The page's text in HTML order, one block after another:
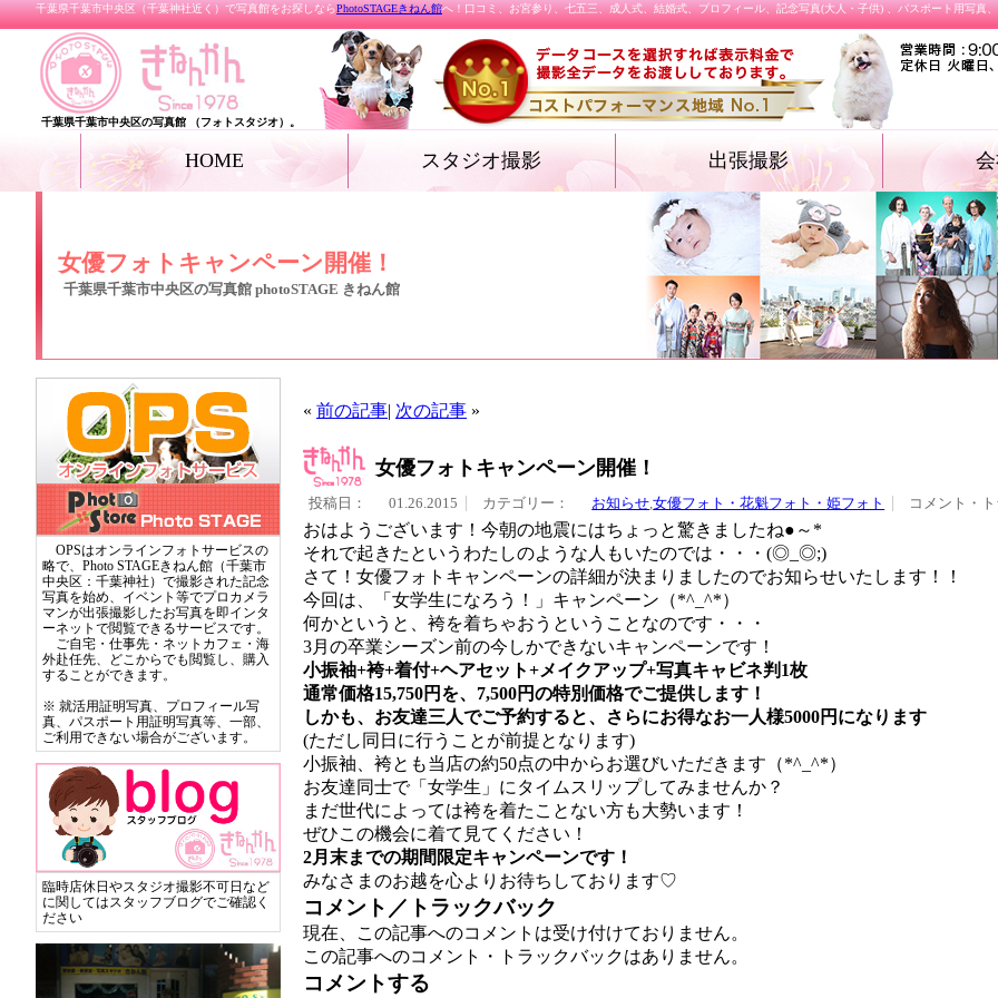
千葉県千葉市中央区（千葉神社近く）で写真館をお探しならPhotoSTAGEきねん館へ！口コミ、お宮参り、七五三、成人式、結婚式、プロフィール、記念写真(大人・子供) 、パスポート用写真
千葉県千葉市中央区の写真館 （フォトスタジオ）。
HOME スタジオ撮影 出張撮影
結婚式
施設撮影（入園式・入学式ほか）
飲食店メニュー
女優フォトキャンペーン開催！
千葉県千葉市中央区の写真館 photoSTAGE きねん館
OPSはオンラインフォトサービスの
略で、Photo STAGEきねん館（千葉市
中央区：千葉神社）で撮影された記念
写真を始め、イベント等でプロカメラ
マンが出張撮影したお写真を即インタ
ーネットで閲覧できるサービスです。
ご自宅・仕事先・ネットカフェ・海
外赴任先、どこからでも閲覧し、購入
することができます。
※ 就活用証明写真、プロフィール写
真、パスポート用証明写真等、一部、
ご利用できない場合がございます。
臨時店休日やスタジオ撮影不可日など
に関してはスタッフブログでご確認く
ださい
« 前の記事| 次の記事 »
女優フォトキャンペーン開催！
投稿日： 01.26.2015 カテゴリー： お知らせ,女優フォト・花魁フォト・姫フォト コメント・
おはようございます！今朝の地震にはちょっと驚きましたね●～*
それで起きたというわたしのような人もいたのでは・・・(◎_◎;)
さて！女優フォトキャンペーンの詳細が決まりましたのでお知らせいたします！！
今回は、「女学生になろう！」キャンペーン（*^_^*）
何かというと、袴を着ちゃおうということなのです・・・
3月の卒業シーズン前の今しかできないキャンペーンです！
小振袖+袴+着付+ヘアセット+メイクアップ+写真キャビネ判1枚
通常価格15,750円を、7,500円の特別価格でご提供します！
しかも、お友達三人でご予約すると、さらにお得なお一人様5000円になります
(ただし同日に行うことが前提となります)
小振袖、袴とも当店の約50点の中からお選びいただきます（*^_^*）
お友達同士で「女学生」にタイムスリップしてみませんか？
まだ世代によっては袴を着たことない方も大勢います！
ぜひこの機会に着て見てください！
2月末までの期間限定キャンペーンです！
みなさまのお越を心よりお待ちしております♡
コメント／トラックバック
現在、この記事へのコメントは受け付けておりません。
この記事へのコメント・トラックバックはありません。
コメントする